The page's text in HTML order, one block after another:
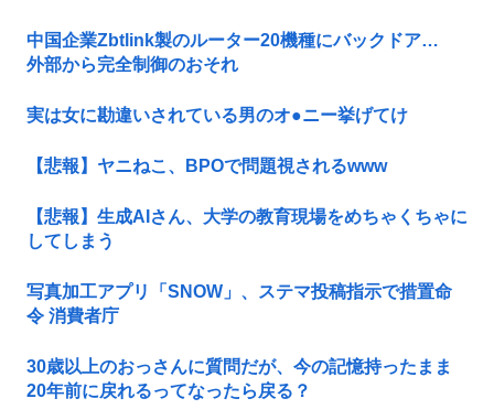
中国企業Zbtlink製のルーター20機種にバックドア…
外部から完全制御のおそれ
実は女に勘違いされている男のオ●ニー挙げてけ
【悲報】ヤニねこ、BPOで問題視されるwww
【悲報】生成AIさん、大学の教育現場をめちゃくちゃに
してしまう
写真加工アプリ「SNOW」、ステマ投稿指示で措置命
令 消費者庁
30歳以上のおっさんに質問だが、今の記憶持ったまま
20年前に戻れるってなったら戻る？